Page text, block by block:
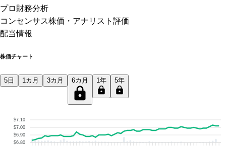
プロ 財務分析
コンセンサス株価 ・アナリスト評価
配当情報
株価チャート
5日 1カ月 3カ月 6カ月 1年 5年
$7.10
$7.00
$6.90
$6.80